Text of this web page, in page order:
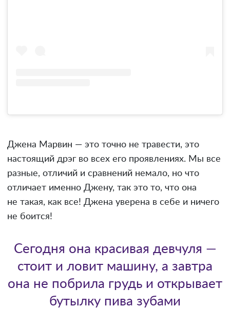
Джена Марвин — это точно не травести, это
настоящий дрэг во всех его проявлениях. Мы все
разные, отличий и сравнений немало, но что
отличает именно Джену, так это то, что она
не такая, как все! Джена уверена в себе и ничего
не боится!
Сегодня она красивая девчуля —
стоит и ловит машину, а завтра
она не побрила грудь и открывает
бутылку пива зубами